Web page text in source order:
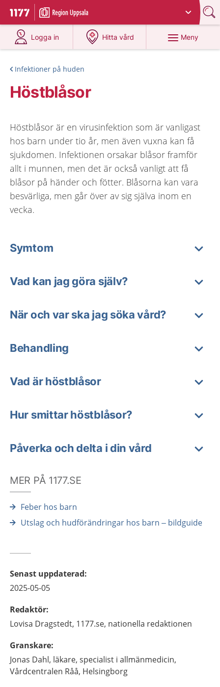
Till startsidan för 1177
Du har valt region
Logga in
på 1177.se
Hitta vård
på 1177.se
Meny
Infektioner på huden
Höstblåsor
Höstblåsor är en virusinfektion som är vanligast
hos barn under tio år, men även vuxna kan få
sjukdomen. Infektionen orsakar blåsor framför
allt i munnen, men det är också vanligt att få
blåsor på händer och fötter. Blåsorna kan vara
besvärliga, men går över av sig själva inom en
vecka.
Symtom
Vad kan jag göra själv?
När och var ska jag söka vård?
Behandling
Vad är höstblåsor
Hur smittar höstblåsor?
Påverka och delta i din vård
MER PÅ 1177.SE
Feber hos barn
Utslag och hudförändringar hos barn – bildguide
Senast uppdaterad:
2025-05-05
Redaktör:
Lovisa Dragstedt, 1177.se, nationella redaktionen
Granskare:
Jonas Dahl, läkare, specialist i allmänmedicin,
Vårdcentralen Råå, Helsingborg